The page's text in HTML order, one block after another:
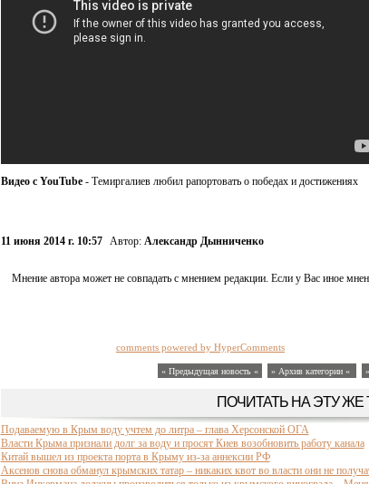
Видео с YouTube- Темиргалиев любил рапортовать о победах и достижениях
11 июня 2014 г. 10:57 Автор: Александр Дынниченко
Мнение автора может не совпадать с мнением редакции. Если у Вас иное
comments powered by HyperComments
« Предыдущая новость « » Архив категории «
ПОЧИТАТЬ НА ЭТУ ЖЕ
Подаваемую в Крым воду учтем до литра – глава Херсонской ОГА
Власти Крыма признали долг за воду и просят Киев возобновить работу канала
Китай вышел из проекта порта в Крыму из-за аннексии РФ
Аксенов снова обманул крымских татар – никаких квот во власти они не